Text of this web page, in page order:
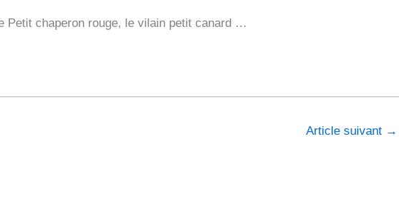
Petit chaperon rouge, le vilain petit canard …
Article suivant →